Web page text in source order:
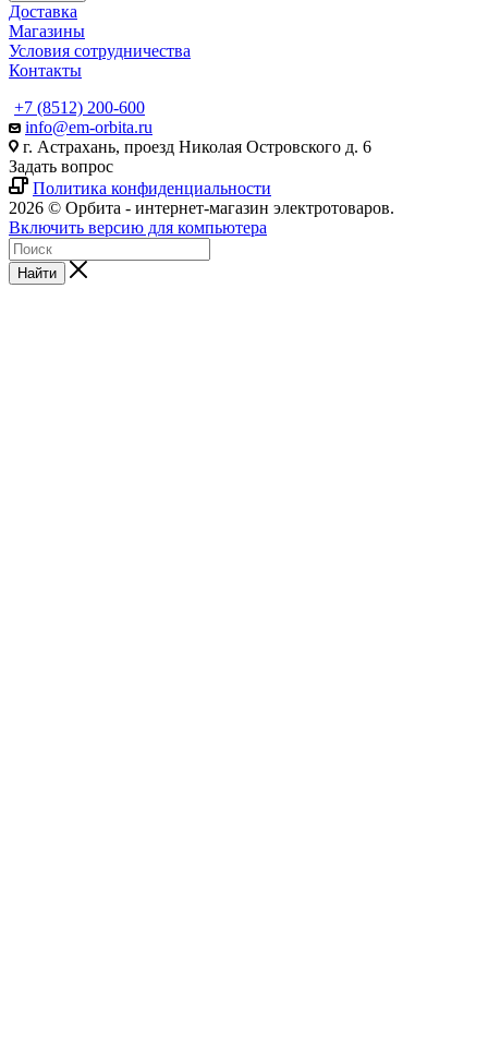
Доставка
Магазины
Условия сотрудничества
Контакты
+7 (8512) 200-600
info@em-orbita.ru
г. Астрахань, проезд Николая Островского д. 6
Задать вопрос
Политика конфиденциальности
2026 © Орбита - интернет-магазин электротоваров.
Включить версию для компьютера
Найти